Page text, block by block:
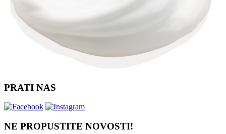
PRATI NAS
NE PROPUSTITE NOVOSTI!